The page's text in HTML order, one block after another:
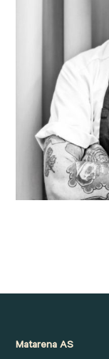
Matarena AS